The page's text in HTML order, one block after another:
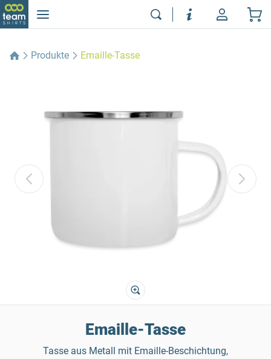
Produkte Emaille-Tasse
Emaille-Tasse
Tasse aus Metall mit Emaille-Beschichtung,